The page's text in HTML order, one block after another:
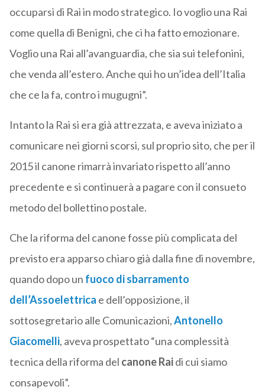
occuparsi di Rai in modo strategico. Io voglio una Rai
come quella di Benigni, che ci ha fatto emozionare.
Voglio una Rai all’avanguardia, che sia sui telefonini,
che venda all’estero. Anche qui ho un’idea dell’Italia
che ce la fa, contro i mugugni”.
Intanto la Rai si era già attrezzata, e aveva iniziato a
comunicare nei giorni scorsi, sul proprio sito, che per il
2015 il canone rimarrà invariato rispetto all’anno
precedente e si continuerà a pagare con il consueto
metodo del bollettino postale.
Che la riforma del canone fosse più complicata del
previsto era apparso chiaro già dalla fine di novembre,
quando dopo un fuoco di sbarramento
dell’Assoelettrica e dell’opposizione, il
sottosegretario alle Comunicazioni,Antonello
Giacomelli, aveva prospettato “una complessità
tecnica della riforma del canone Raidi cui siamo
consapevoli”.